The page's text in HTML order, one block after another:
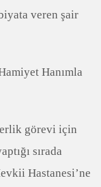
veren şair
Hanımla
görevi için
sırada
Hastanesi’ne